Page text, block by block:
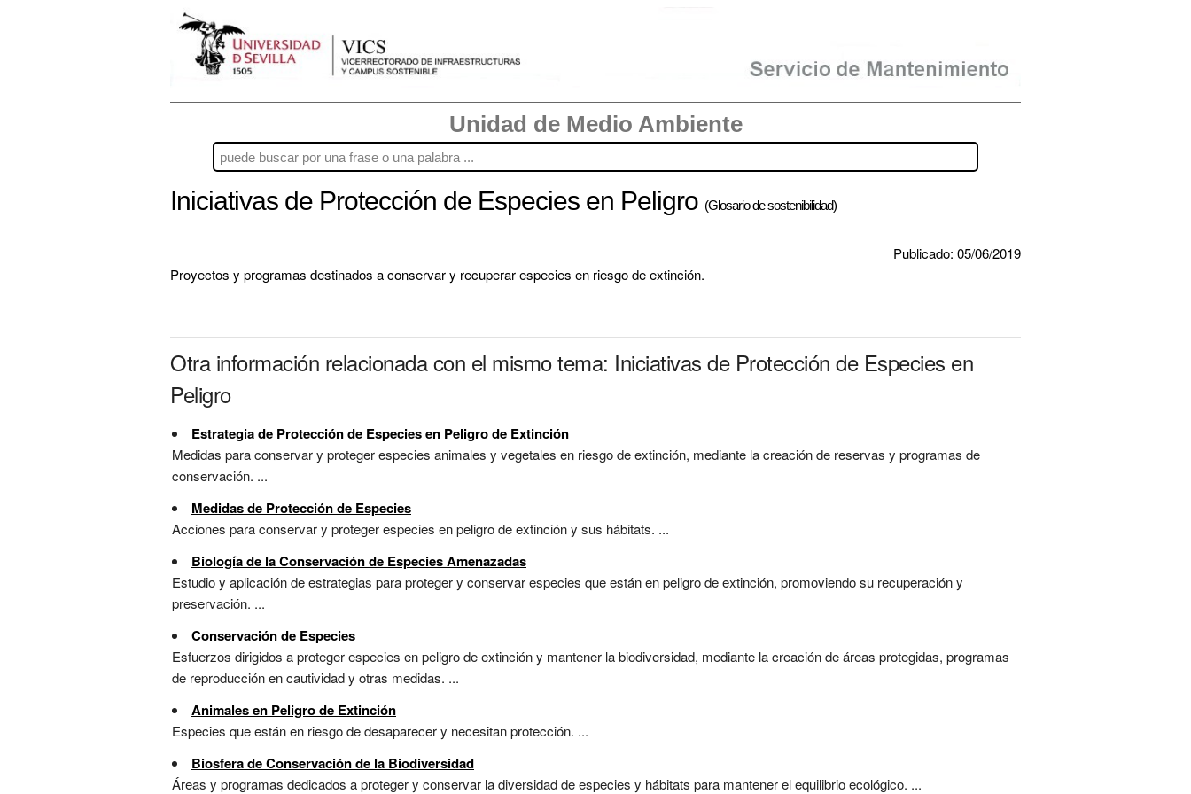
Unidad de Medio Ambiente
Iniciativas de Protección de Especies en Peligro (Glosario de sostenibilidad)
Publicado: 05/06/2019
Proyectos y programas destinados a conservar y recuperar especies en riesgo de extinción.
Otra información relacionada con el mismo tema: Iniciativas de Protección de Especies en
Peligro
Estrategia de Protección de Especies en Peligro de Extinción
Medidas para conservar y proteger especies animales y vegetales en riesgo de extinción, mediante la creación de reservas y programas de
conservación. ...
Medidas de Protección de Especies
Acciones para conservar y proteger especies en peligro de extinción y sus hábitats. ...
Biología de la Conservación de Especies Amenazadas
Estudio y aplicación de estrategias para proteger y conservar especies que están en peligro de extinción, promoviendo su recuperación y
preservación. ...
Conservación de Especies
Esfuerzos dirigidos a proteger especies en peligro de extinción y mantener la biodiversidad, mediante la creación de áreas protegidas, programas
de reproducción en cautividad y otras medidas. ...
Animales en Peligro de Extinción
Especies que están en riesgo de desaparecer y necesitan protección. ...
Biosfera de Conservación de la Biodiversidad
Áreas y programas dedicados a proteger y conservar la diversidad de especies y hábitats para mantener el equilibrio ecológico. ...